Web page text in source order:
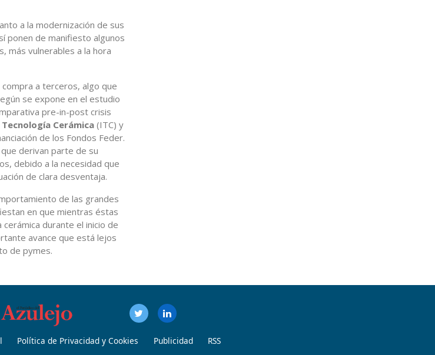
a la modernización de sus
ponen de manifiesto algunos
más vulnerables a la hora
a terceros, algo que
se expone en el estudio
pre-in-post crisis
Cerámica (ITC) y
de los Fondos Feder.
derivan parte de su
debido a la necesidad que
de clara desventaja.
de las grandes
en que mientras éstas
durante el inicio de
avance que está lejos
de pymes.
Política de Privacidad y Cookies Publicidad RSS